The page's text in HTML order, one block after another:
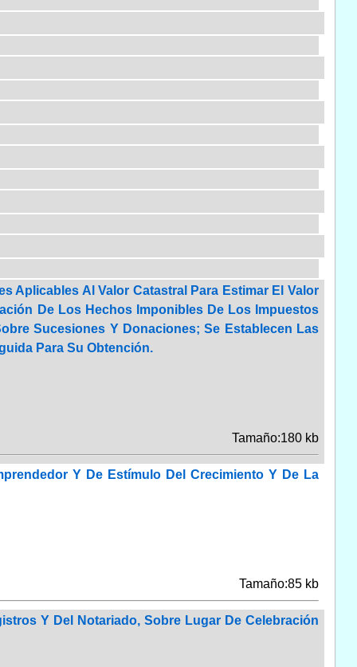
Aplicables Al Valor Catastral Para Estimar El Valor
De Los Hechos Imponibles De Los Impuestos
Sucesiones Y Donaciones; Se Establecen Las
Para Su Obtención.
Tamaño:180 kb
Y De Estímulo Del Crecimiento Y De La
Tamaño:85 kb
Y Del Notariado, Sobre Lugar De Celebración